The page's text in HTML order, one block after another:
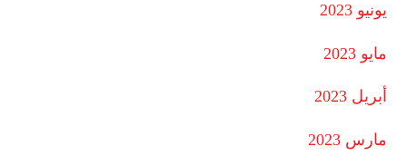
يونيو 2023
مايو 2023
أبريل 2023
مارس 2023